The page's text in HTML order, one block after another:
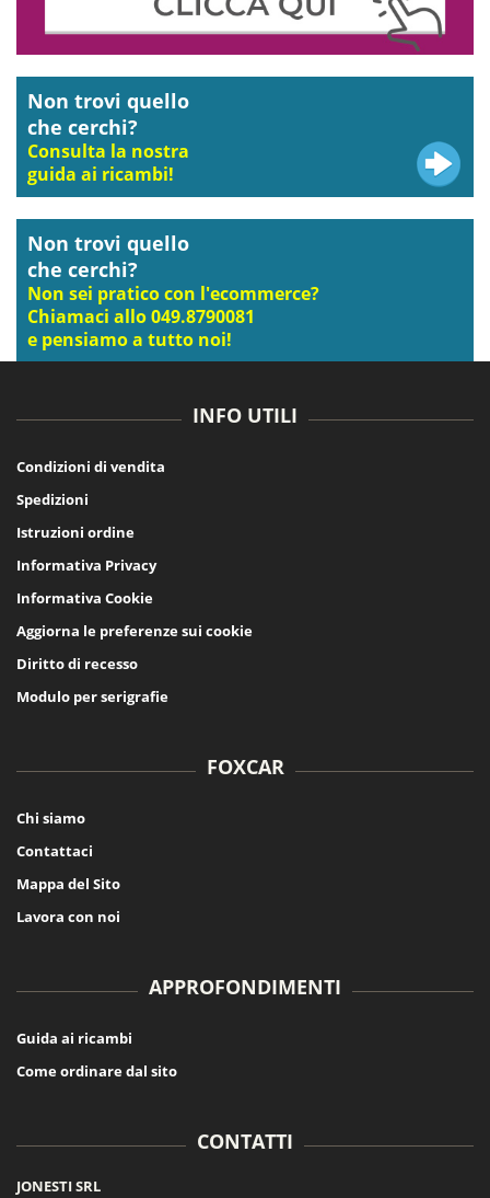
Non trovi quello
che cerchi?
Consulta la nostra
guida ai ricambi!
Non trovi quello
che cerchi?
Non sei pratico con l'ecommerce?
Chiamaci allo 049.8790081
e pensiamo a tutto noi!
INFO UTILI
Condizioni di vendita
Spedizioni
Istruzioni ordine
Informativa Privacy
Informativa Cookie
Aggiorna le preferenze sui cookie
Diritto di recesso
Modulo per serigrafie
FOXCAR
Chi siamo
Contattaci
Mappa del Sito
Lavora con noi
APPROFONDIMENTI
Guida ai ricambi
Come ordinare dal sito
CONTATTI
JONESTI SRL